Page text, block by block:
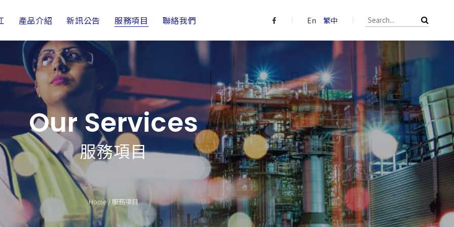
產品介紹 新訊公告 服務項目 聯絡我們 En 繁中
Our Services
服務項目
Home/服務項目